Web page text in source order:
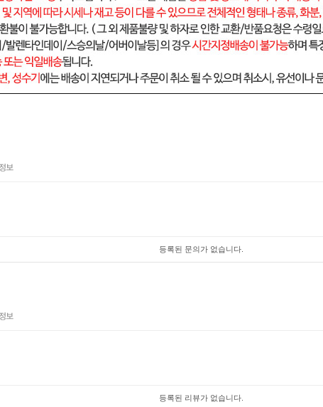
등록된 문의가 없습니다.
등록된 리뷰가 없습니다.